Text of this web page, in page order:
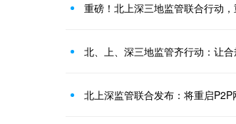
重磅！北上深三地监管联合行动，
北、上、深三地监管齐行动：让
北上深监管联合发布：将重启P2P